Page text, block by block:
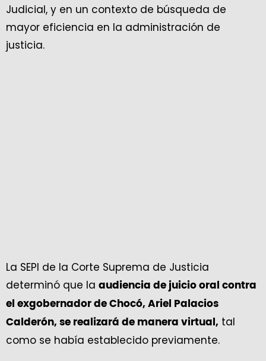
Judicial, y en un contexto de búsqueda de
mayor eficiencia en la administración de
justicia.
La SEPI de la Corte Suprema de Justicia
determinó que la audiencia de juicio oral contra
el exgobernador de Chocó, Ariel Palacios
Calderón, se realizará de manera virtual, tal
como se había establecido previamente.